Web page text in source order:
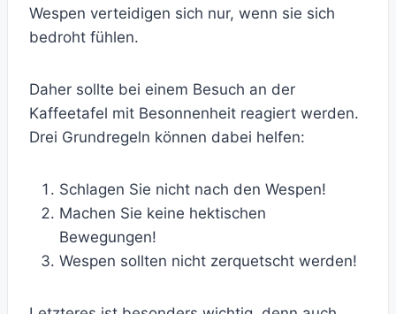
Wespen verteidigen sich nur, wenn sie sich
bedroht fühlen.
Daher sollte bei einem Besuch an der
Kaffeetafel mit Besonnenheit reagiert werden.
Drei Grundregeln können dabei helfen:
Schlagen Sie nicht nach den Wespen!
Machen Sie keine hektischen
Bewegungen!
Wespen sollten nicht zerquetscht werden!